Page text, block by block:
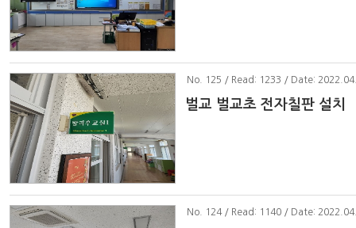
No . 125 / Read: 1233 / Date:
벌교 벌교초 전자칠판 설치
No . 124 / Read: 1140 / Date: